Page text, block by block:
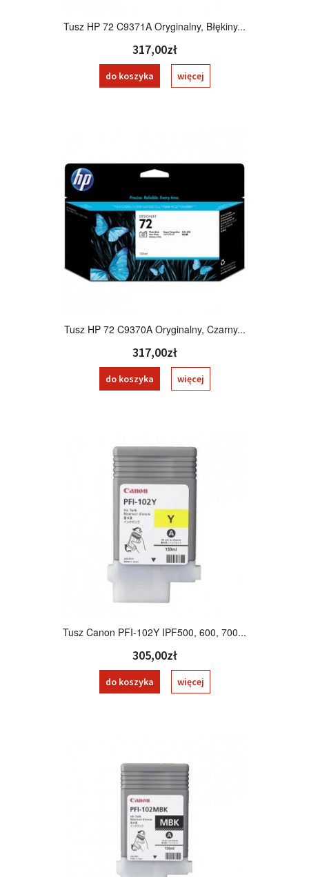
Tusz HP 72 C9371A Oryginalny, Błękiny...
317,00zł
do koszyka więcej
Tusz HP 72 C9370A Oryginalny, Czarny...
317,00zł
do koszyka więcej
Tusz Canon PFI-102Y IPF500, 600, 700...
305,00zł
do koszyka więcej